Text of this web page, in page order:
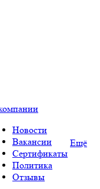
Новости
Вакансии
Сертификаты
Политика
Отзывы
Ещё